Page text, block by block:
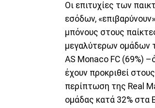
Οι επιτυχίες των
εσόδων,
μπόνους στους
μεγαλύτερων ομάδων
AS Monaco FC (69%)
έχουν προκριθεί
περίπτωση της Real
ομάδας κατά 32% στα